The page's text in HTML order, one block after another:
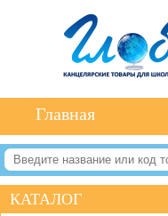
Главная
КАТАЛОГ